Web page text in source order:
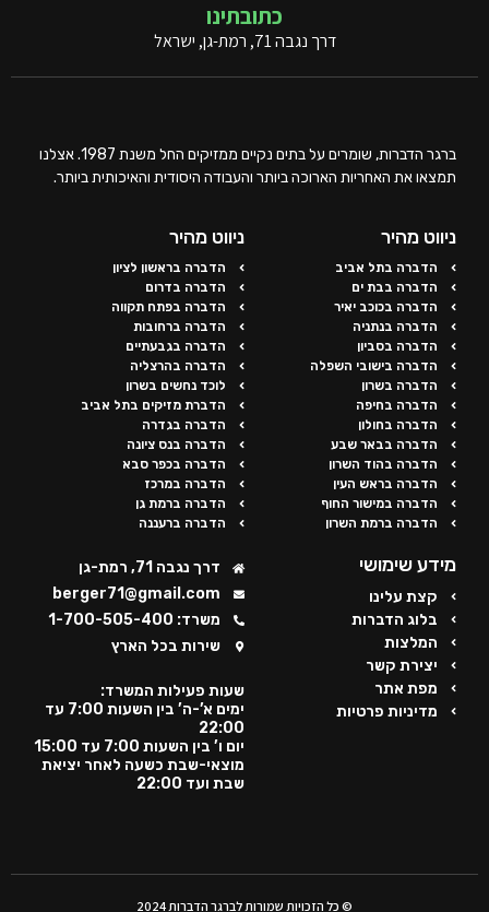
כתובתינו
דרך נגבה 71, רמת-גן, ישראל
ברגר הדברות, שומרים על בתים נקיים ממזיקים החל משנת 1987. אצלנו
תמצאו את האחריות הארוכה ביותר והעבודה היסודית והאיכותית ביותר.
ניווט מהיר
הדברה בתל אביב
הדברה בבת ים
הדברה בכוכב יאיר
הדברה בנתניה
הדברה בסביון
הדברה בישובי השפלה
הדברה בשרון
הדברה בחיפה
הדברה בחולון
הדברה בבאר שבע
הדברה בהוד השרון
הדברה בראש העין
הדברה במישור החוף
הדברה ברמת השרון
ניווט מהיר
הדברה בראשון לציון
הדברה בדרום
הדברה בפתח תקווה
הדברה ברחובות
הדברה בגבעתיים
הדברה בהרצליה
לוכד נחשים בשרון
הדברת מזיקים בתל אביב
הדברה בגדרה
הדברה בנס ציונה
הדברה בכפר סבא
הדברה במרכז
הדברה ברמת גן
הדברה ברעננה
מידע שימושי
קצת עלינו
בלוג הדברות
המלצות
יצירת קשר
מפת אתר
מדיניות פרטיות
דרך נגבה 71, רמת-גן
berger71@gmail.com
משרד: 1-700-505-400
שירות בכל הארץ
שעות פעילות המשרד:
ימים א’-ה’ בין השעות 7:00 עד
22:00
יום ו’ בין השעות 7:00 עד 15:00
מוצאי-שבת כשעה לאחר יציאת
שבת ועד 22:00
© כל הזכויות שמורות לברגר הדברות 2024